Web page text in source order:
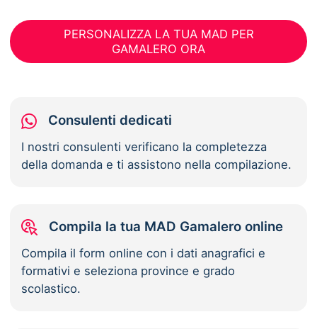
PERSONALIZZA LA TUA MAD PER
GAMALERO ORA
Consulenti dedicati
I nostri consulenti verificano la completezza
della domanda e ti assistono nella compilazione.
Compila la tua MAD Gamalero online
Compila il form online con i dati anagrafici e
formativi e seleziona province e grado
scolastico.